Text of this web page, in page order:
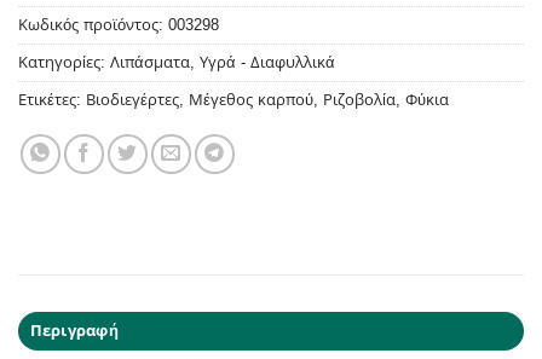
Κωδικός προϊόντος: 003298
Κατηγορίες: Λιπάσματα, Υγρά - Διαφυλλικά
Ετικέτες: Βιοδιεγέρτες, Μέγεθος καρπού, Ριζοβολία, Φύκια
Περιγραφή